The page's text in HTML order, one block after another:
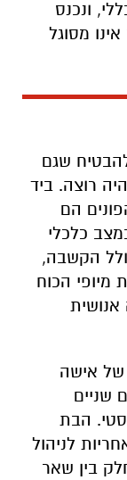
ונכנס
מסוגל
שגם
רוצה. ביד
הם
כלכלי
הקשבה,
הכוח
אישה
עם שניים
הבת
לניהול
בין שאר